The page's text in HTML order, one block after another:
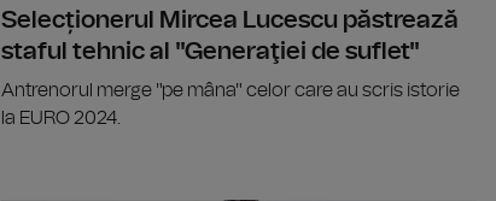
Selecționerul Mircea Lucescu păstrează
staful tehnic al "Generaţiei de suflet"
Antrenorul merge "pe mâna" celor care au scris istorie
la EURO 2024.